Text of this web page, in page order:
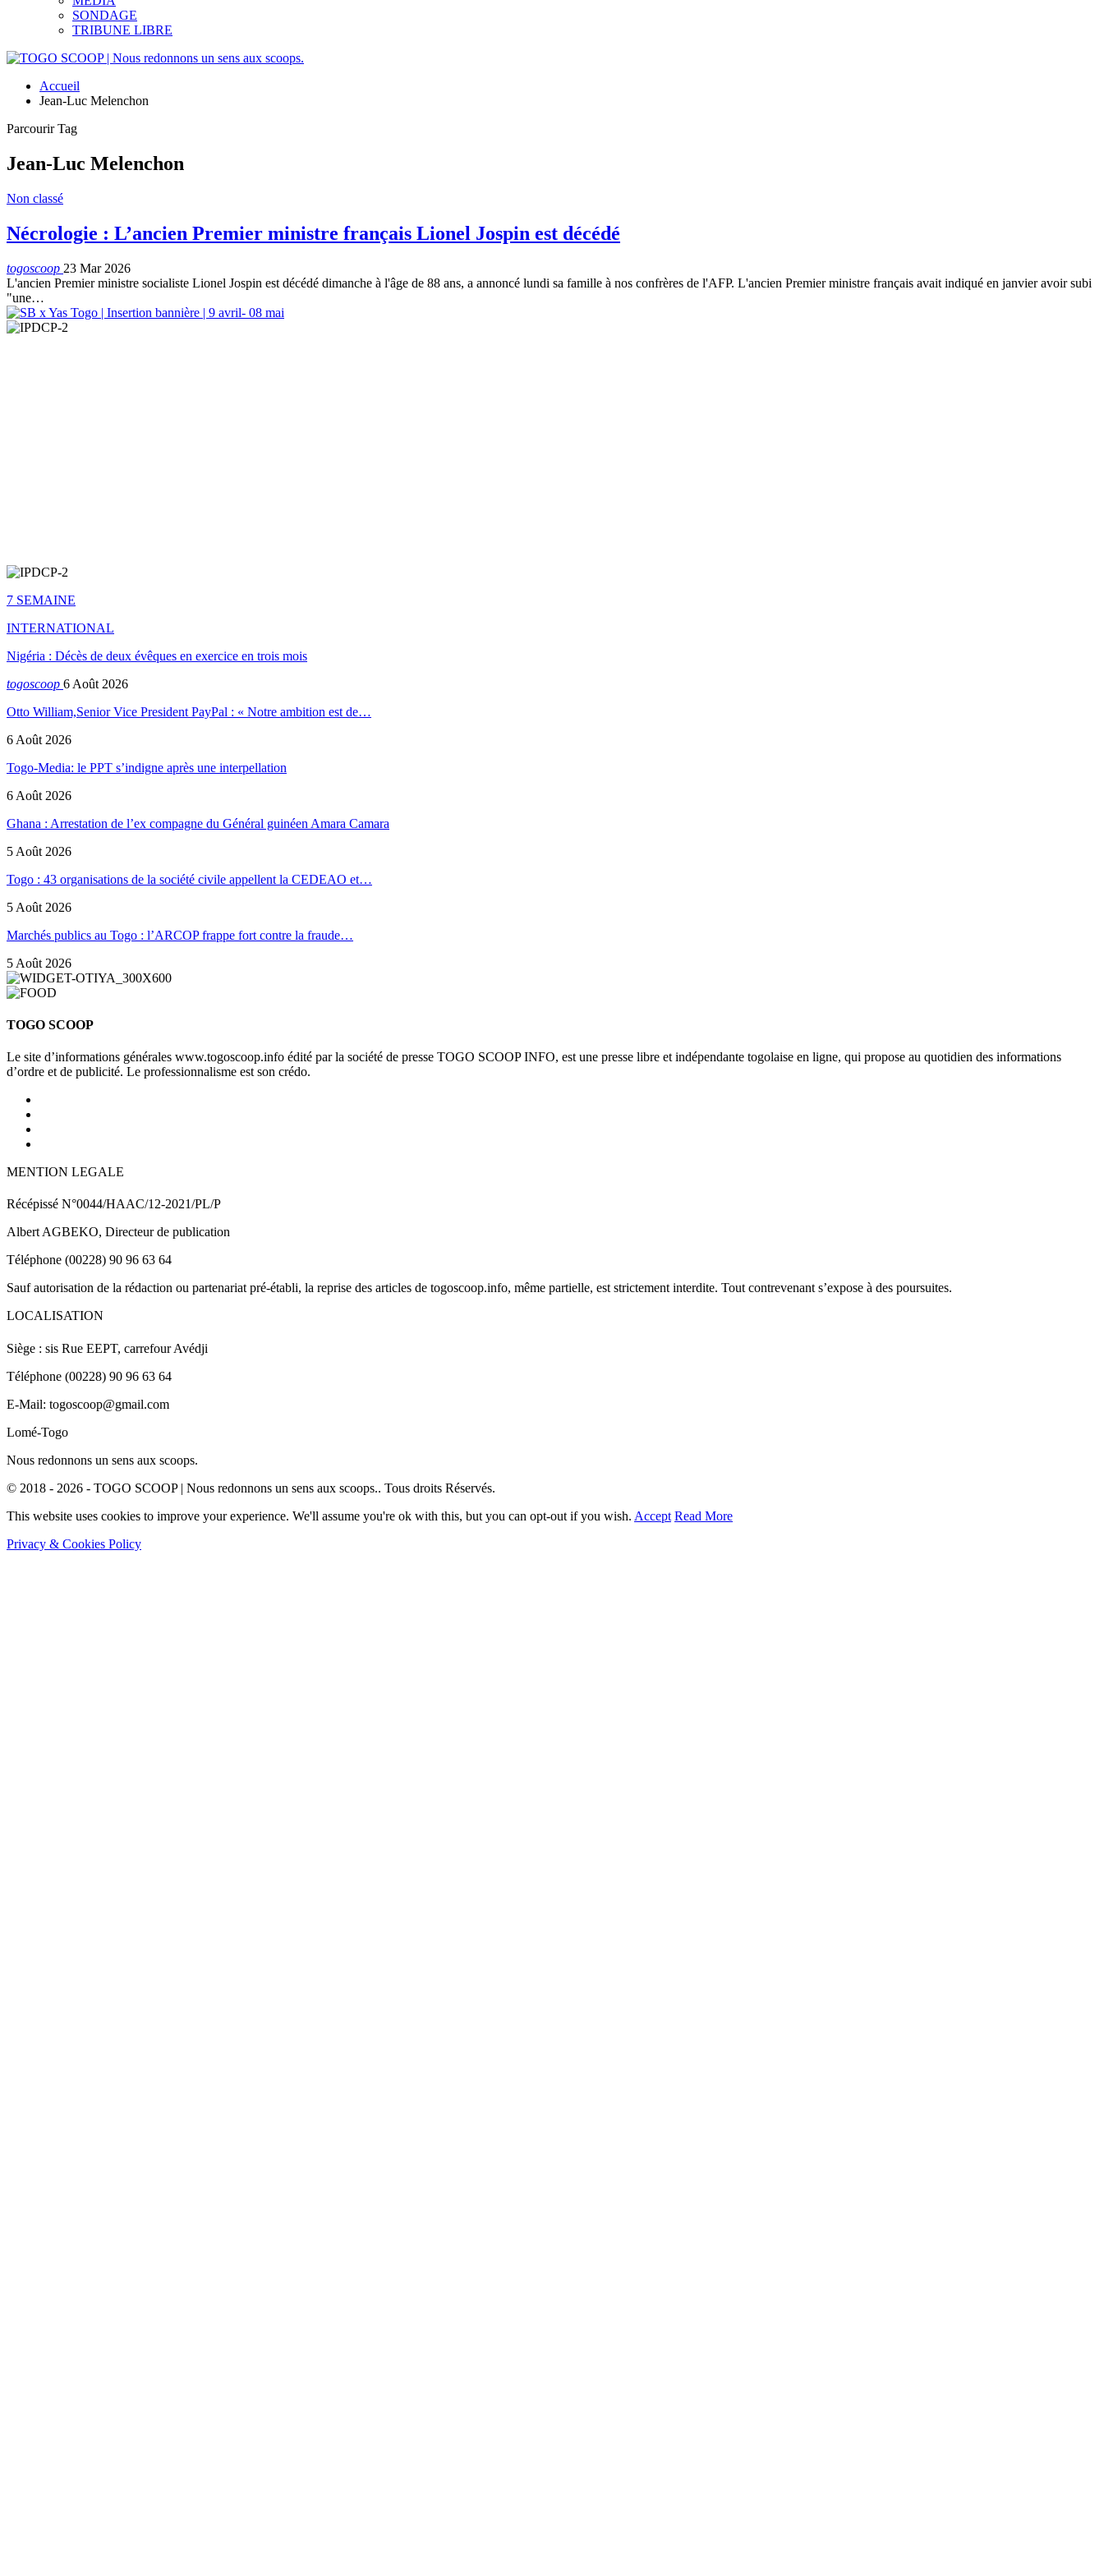
SONDAGE
TRIBUNE LIBRE
Accueil
Jean-Luc Melenchon
Parcourir Tag
Jean-Luc Melenchon
Non classé
Nécrologie : L’ancien Premier ministre français Lionel Jospin est décédé
togoscoop 23 Mar 2026
L'ancien Premier ministre socialiste Lionel Jospin est décédé dimanche à l'âge de 88 ans, a annoncé lundi sa famille à nos confrères de l'AFP. L'ancien Premier ministre français avait indiqué en janvier avoir subi
"une…
7 SEMAINE
INTERNATIONAL
Nigéria : Décès de deux évêques en exercice en trois mois
togoscoop 6 Août 2026
Otto William,Senior Vice President PayPal : « Notre ambition est de…
6 Août 2026
Togo-Media: le PPT s’indigne après une interpellation
6 Août 2026
Ghana : Arrestation de l’ex compagne du Général guinéen Amara Camara
5 Août 2026
Togo : 43 organisations de la société civile appellent la CEDEAO et…
5 Août 2026
Marchés publics au Togo : l’ARCOP frappe fort contre la fraude…
5 Août 2026
TOGO SCOOP
Le site d’informations générales www.togoscoop.info édité par la société de presse TOGO SCOOP INFO, est une presse libre et indépendante togolaise en ligne, qui propose au quotidien des informations
d’ordre et de publicité. Le professionnalisme est son crédo.
MENTION LEGALE
Récépissé N°0044/HAAC/12-2021/PL/P
Albert AGBEKO, Directeur de publication
Téléphone (00228) 90 96 63 64
Sauf autorisation de la rédaction ou partenariat pré-établi, la reprise des articles de togoscoop.info, même partielle, est strictement interdite. Tout contrevenant s’expose à des poursuites.
LOCALISATION
Siège : sis Rue EEPT, carrefour Avédji
Téléphone (00228) 90 96 63 64
E-Mail: togoscoop@gmail.com
Lomé-Togo
Nous redonnons un sens aux scoops.
© 2018 - 2026 - TOGO SCOOP | Nous redonnons un sens aux scoops.. Tous droits Réservés.
This website uses cookies to improve your experience. We'll assume you're ok with this, but you can opt-out if you wish. Accept Read More
Privacy & Cookies Policy